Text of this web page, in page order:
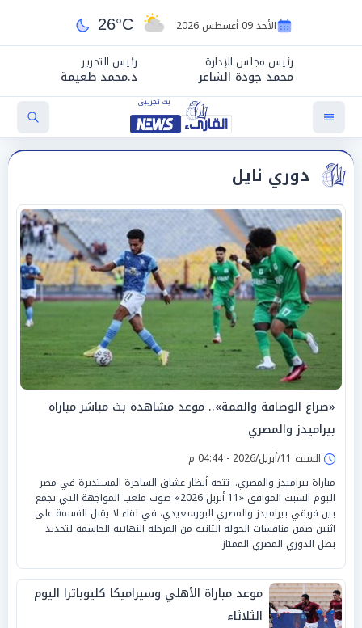
الأحد 09 أغسطس 2026 26°C
رئيس مجلس الإدارة
محمد جودة الشاعر
رئيس التحرير
د.محمد طعيمة
دوري نايل
«صراع الوصافة والقمة».. موعد مشاهدة بث مباشر مباراة
بيراميدز والمصري
السبت 11/أبريل/2026 - 04:44 م
مباراة بيراميدز والمصري.. تتجه أنظار عشاق الساحرة المستديرة في مصر
اليوم السبت الموافق «11 أبريل 2026» صوب ملعب المواجهة التي تجمع
بين فريقي بيراميدز والمصري البورسعيدي، في لقاء لا يقبل القسمة على
اثنين ضمن منافسات الجولة الثانية من المرحلة النهائية الحاسمة لتحديد
بطل الدوري المصري الممتاز.
موعد مباراة الأهلي وسيراميكا كليوباترا اليوم
الثلاثاء